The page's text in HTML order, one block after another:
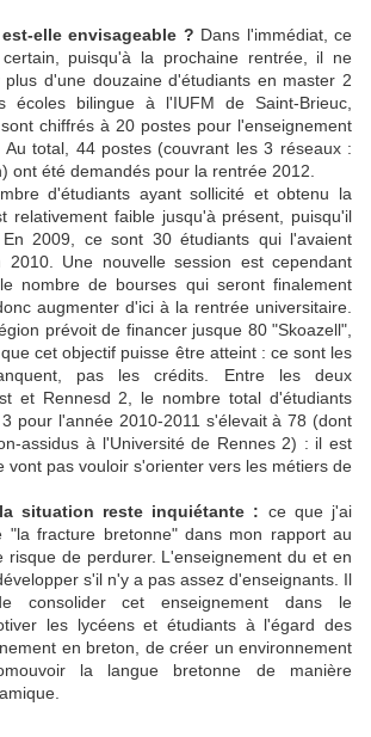
elle envisageable ? Dans l'immédiat, ce
puisqu'à la prochaine rentrée, il ne
d'une douzaine d'étudiants en master 2
écoles bilingue à l'IUFM de Saint-Brieuc,
chiffrés à 20 postes pour l'enseignement
Au total, 44 postes (couvrant les 3 réseaux :
ont été demandés pour la rentrée 2012.
d'étudiants ayant sollicité et obtenu la
relativement faible jusqu'à présent, puisqu'il
2009, ce sont 30 étudiants qui l'avaient
Une nouvelle session est cependant
nombre de bourses qui seront finalement
augmenter d'ici à la rentrée universitaire.
prévoit de financer jusque 80 "Skoazell",
cet objectif puisse être atteint : ce sont les
pas les crédits. Entre les deux
et Rennesd 2, le nombre total d'étudiants
pour l'année 2010-2011 s'élevait à 78 (dont
assidus à l'Université de Rennes 2) : il est
vont pas vouloir s'orienter vers les métiers de
situation reste inquiétante : ce que j'ai
"la fracture bretonne" dans mon rapport au
risque de perdurer. L'enseignement du et en
s'il n'y a pas assez d'enseignants. Il
consolider cet enseignement dans le
les lycéens et étudiants à l'égard des
en breton, de créer un environnement
la langue bretonne de manière